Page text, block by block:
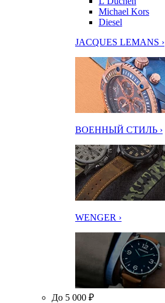
Michael Kors
Diesel
JACQUES LEMANS ›
ВОЕННЫЙ СТИЛЬ ›
WENGER ›
До 5 000 ₽